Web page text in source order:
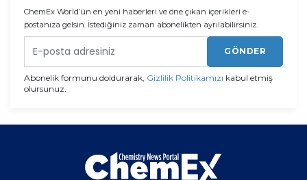
ChemEx World’ün en yeni haberleri ve öne çıkan içerikleri e-
postanıza gelsin. İstediğiniz zaman abonelikten ayrılabilirsiniz.
GÖNDER
Abonelik formunu doldurarak, Gizlilik Politikamızı kabul etmiş
olursunuz.